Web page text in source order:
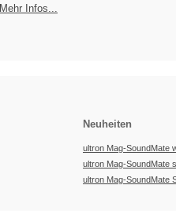
Mehr Infos...
Neuheiten
ultron Mag-SoundMate
ultron Mag-SoundMate
ultron Mag-SoundMate